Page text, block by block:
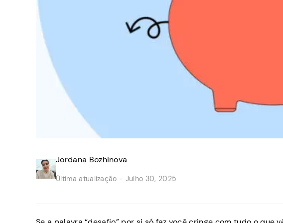
Jordana Bozhinova
Última atualização - Julho 30, 2025